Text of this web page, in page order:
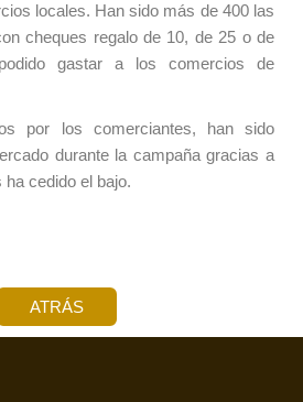
locales. Han sido más de 400 las
cheques regalo de 10, de 25 o de
gastar a los comercios de
por los comerciantes, han sido
durante la campaña gracias a
cedido el bajo.
ATRÁS